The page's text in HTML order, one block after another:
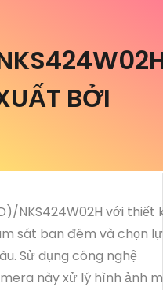
BỞI
NKS424W02H với thiết
sát ban đêm và chọn
Sử dụng công nghệ
này xử lý hình ảnh